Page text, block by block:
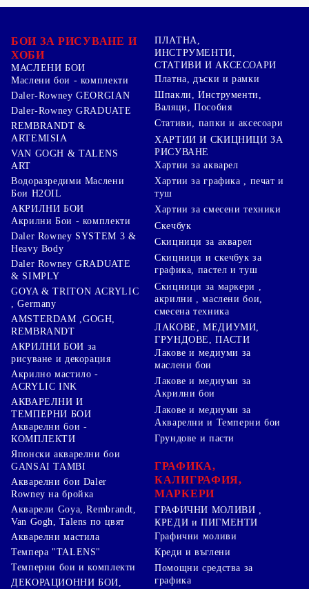
БОИ ЗА РИСУВАНЕ И
ХОБИ
МАСЛЕНИ БОИ
Маслени бои - комплекти
Daler-Rowney GEORGIAN
Daler-Rowney GRADUATE
REMBRANDT &
ARTEMISIA
VAN GOGH & TALENS
ART
Водоразредими Маслени
Бои H2OIL
АКРИЛНИ БОИ
Акрилни Бои - комплекти
Daler Rowney SYSTEM 3 &
Heavy Body
Daler Rowney GRADUATE
& SIMPLY
GOYA & TRITON АCRYLIC
, Germany
AMSTERDAM ,GOGH,
REMBRANDT
АКРИЛНИ БОИ за
рисуване и декорация
Акрилно мастило -
ACRYLIC INK
АКВАРЕЛНИ И
ТЕМПЕРНИ БОИ
Акварелни бои -
КОМПЛЕКТИ
Японски акварелни бои
GANSAI TAMBI
Акварелни бои Daler
Rowney на бройка
Акварели Goya, Rembrandt,
Van Gogh, Talens по цвят
Акварелни мастила
Темпера "TALENS"
Темперни бои и комплекти
ДЕКОРАЦИОННИ БОИ,
ПЛАТНА,
ИНСТРУМЕНТИ,
СТАТИВИ И АКСЕСОАРИ
Платна, дъски и рамки
Шпакли, Инструменти,
Валяци, Пособия
Стативи, папки и аксесоари
ХАРТИИ И СКИЦНИЦИ ЗА
РИСУВАНЕ
Хартии за акварел
Хартии за графика , печат и
туш
Хартии за смесени техники
Скечбук
Скицници за акварел
Скицници и скечбук за
графика, пастел и туш
Скицници за маркери ,
акрилни , маслени бои,
смесена техника
ЛАКОВЕ, МЕДИУМИ,
ГРУНДОВЕ, ПАСТИ
Лакове и медиуми за
маслени бои
Лакове и медиуми за
Акрилни бои
Лакове и медиуми за
Акварелни и Темперни бои
Грундове и пасти
ГРАФИКА,
КАЛИГРАФИЯ,
МАРКЕРИ
ГРАФИЧНИ МОЛИВИ ,
КРЕДИ и ПИГМЕНТИ
Графични моливи
Креди и въглени
Помощни средства за
графика